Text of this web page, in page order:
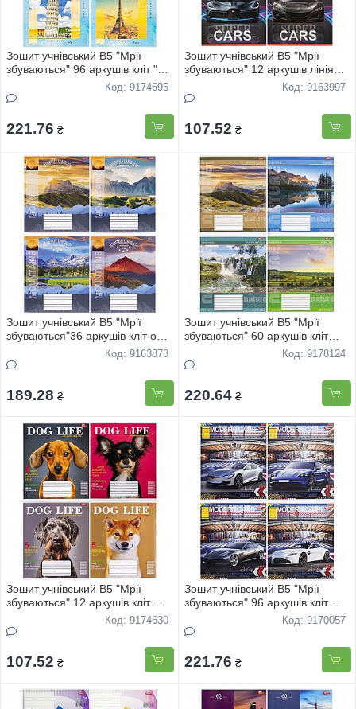
Зошит учнівський В5 "Мрії
збуваються" 96 аркушів кліт "
Мiста свiту" 3885 8штКод: 9174695
221.76 ₴
Зошит учнівський В5 "Мрії
збуваються" 12 аркушів лінія
"Super Car" 3548 20штКод: 9163997
107.52 ₴
Зошит учнівський В5 "Мрії
збуваються"36 аркушів кліт офс
"Пейзажі" 3711 16штКод: 9163873
189.28 ₴
Зошит учнівський В5 "Мрії
збуваються" 60 аркушів кліт
"Природа" 3747 12штКод: 9178124
220.64 ₴
Зошит учнівський В5 "Мрії
збуваються" 12 аркушів кліт.
"DOG LIFE"3546 20штКод: 9174630
107.52 ₴
Зошит учнівський В5 "Мрії
збуваються" 96 аркушів кліт
"City CAR" 3741 8штКод: 9170057
221.76 ₴